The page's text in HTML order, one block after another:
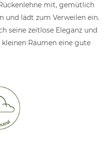
mit, gemütlich
und lädt zum Verweilen ein.
seine zeitlose Eleganz und
Räumen eine gute